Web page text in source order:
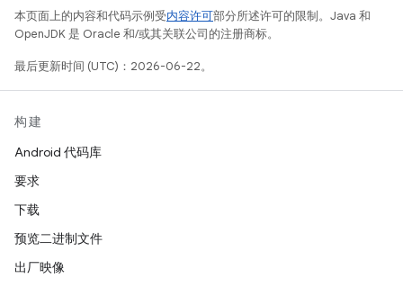
本页面上的内容和代码示例受内容许可部分所述许可的限制。Java 和
OpenJDK 是 Oracle 和/或其关联公司的注册商标。
最后更新时间 (UTC)：2026-06-22。
构建
Android 代码库
要求
下载
预览二进制文件
出厂映像